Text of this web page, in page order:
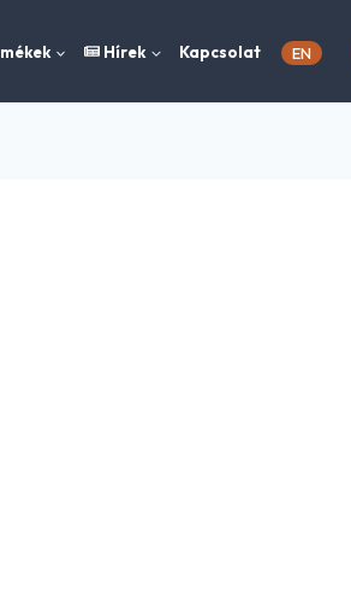
Hírek Kapcsolat EN